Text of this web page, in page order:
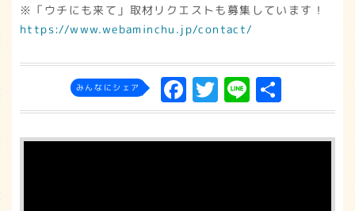
※「ウチにも来て」取材リクエストも募集しています！
https://www.webaminchu.jp/contact/
みんなにシェア F
a
c
T
w
it
L
in
e
有